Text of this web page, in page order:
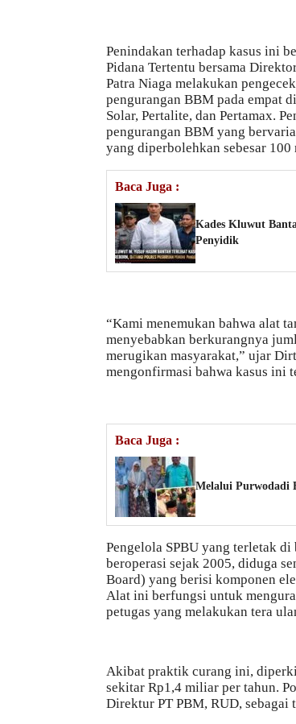
Penindakan terhadap kasus ini
Pidana Tertentu bersama
Patra Niaga melakukan
pengurangan BBM pada empat
Solar, Pertalite, dan Pertamax.
pengurangan BBM yang
yang diperbolehkan sebesar
Baca Juga :
Kades Kluwut
Penyidik
“Kami menemukan bahwa alat
menyebabkan berkurangnya
merugikan masyarakat,” ujar
mengonfirmasi bahwa kasus ini
Baca Juga :
Melalui Purwodadi
Pengelola SPBU yang terletak
beroperasi sejak 2005, diduga
Board) yang berisi komponen
Alat ini berfungsi untuk
petugas yang melakukan tera
Akibat praktik curang ini,
sekitar Rp1,4 miliar per tahun.
Direktur PT PBM, RUD, sebagai